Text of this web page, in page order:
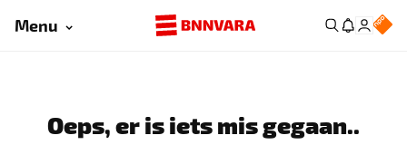
Menu
Oeps, er is iets mis gegaan..